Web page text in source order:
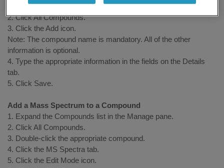
1. Expand the Compounds list in the Manage pane.
2. Click All Compounds.
3. Click the Add icon.
Note: The compound name is mandatory. All of the other
information is optional.
4. Type the appropriate information in the fields on the Details
tab.
5. Click Save.
Add a Mass Spectrum to a Compound
1. Expand the Compounds list in the Manage pane.
2. Click All Compounds.
3. Double-click the appropriate compound.
4. Click the MS Spectra tab.
5. Click the Edit Mode icon.